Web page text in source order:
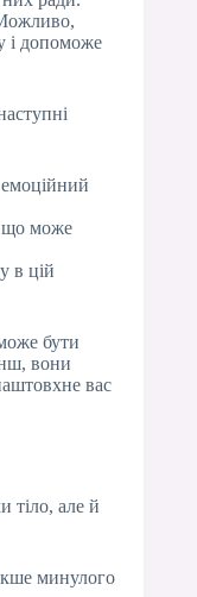
і допоможе
емоційний
що може
в цій
бути
вони
вас
тіло, але й
минулого